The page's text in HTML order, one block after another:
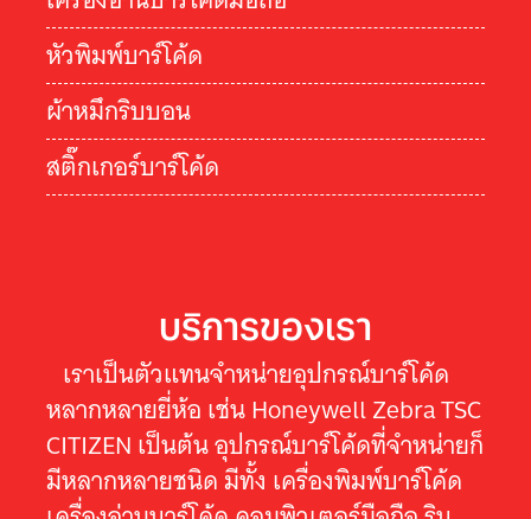
หัวพิมพ์บาร์โค้ด
ผ้าหมึกริบบอน
สติ๊กเกอร์บาร์โค้ด
บริการของเรา
เราเป็นตัวแทนจำหน่ายอุปกรณ์บาร์โค้ด
หลากหลายยี่ห้อ เช่น Honeywell Zebra TSC
CITIZEN เป็นต้น อุปกรณ์บาร์โค้ดที่จำหน่ายก็
มีหลากหลายชนิด มีทั้ง เครื่องพิมพ์บาร์โค้ด